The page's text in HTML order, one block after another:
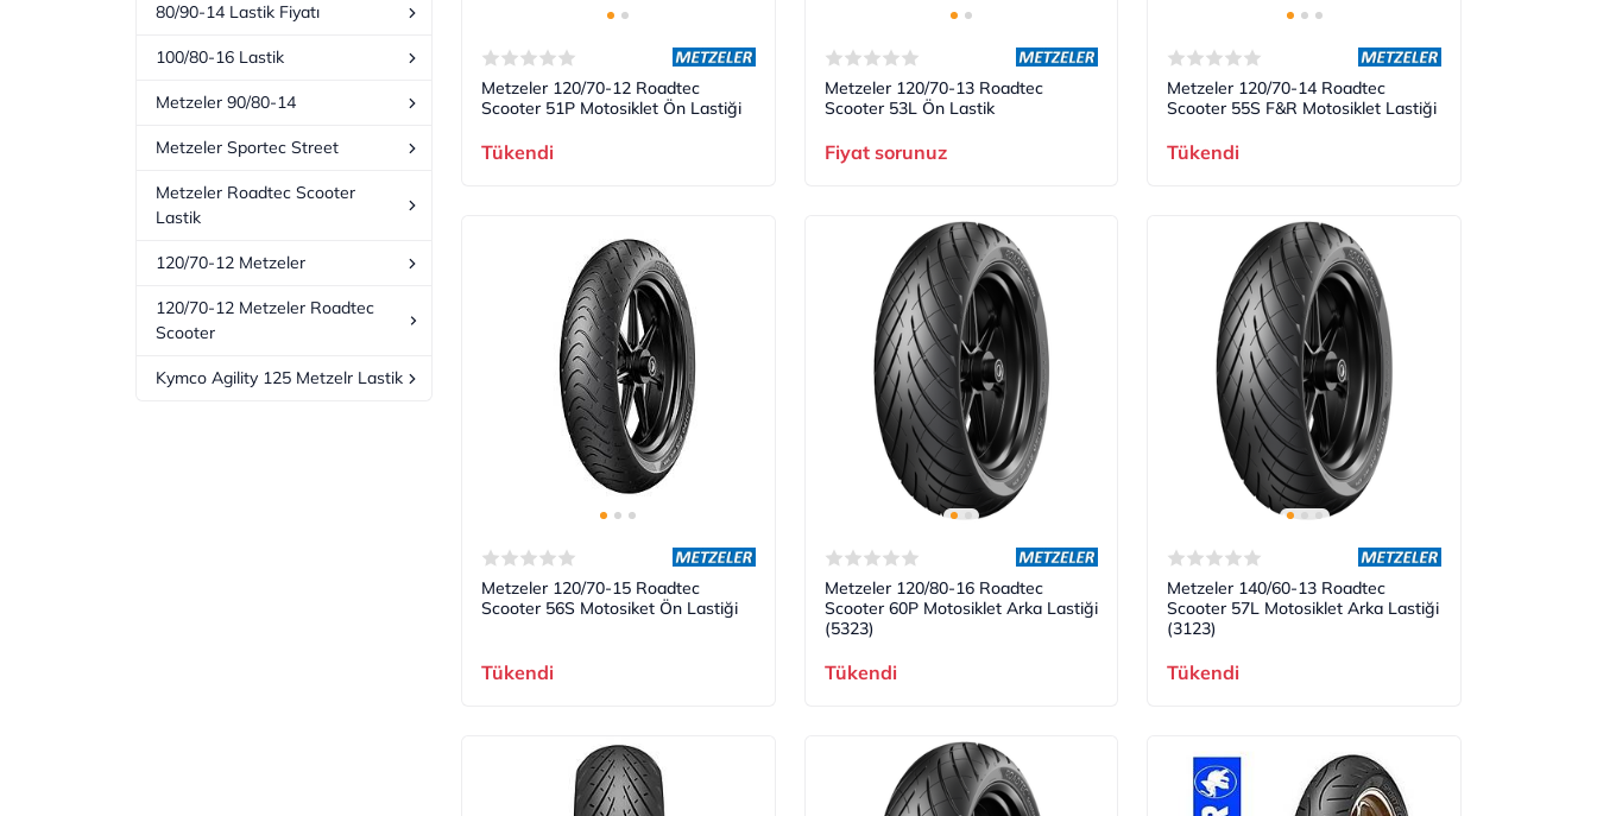
80/90-14 Lastik Fiyatı
100/80-16 Lastik
Metzeler 90/80-14
Metzeler Sportec Street
Metzeler Roadtec Scooter
Lastik
120/70-12 Metzeler
120/70-12 Metzeler Roadtec
Scooter
Kymco Agility 125 Metzelr Lastik
Metzeler 120/70-12 Roadtec
Scooter 51P Motosiklet Ön Lastiği
Tükendi
Metzeler 120/70-13 Roadtec
Scooter 53L Ön Lastik
Fiyat sorunuz
Metzeler 120/70-14 Roadtec
Scooter 55S F&R Motosiklet Lastiği
Tükendi
Metzeler 120/70-15 Roadtec
Scooter 56S Motosiket Ön Lastiği
Tükendi
Metzeler 120/80-16 Roadtec
Scooter 60P Motosiklet Arka Lastiği
(5323)
Tükendi
Metzeler 140/60-13 Roadtec
Scooter 57L Motosiklet Arka Lastiği
(3123)
Tükendi